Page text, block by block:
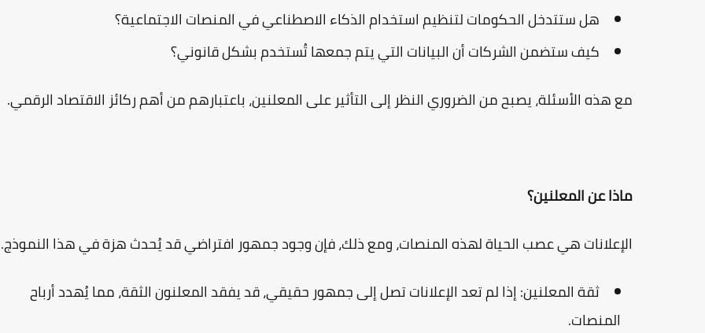
هل ستتدخل الحكومات لتنظيم استخدام الذكاء الاصطناعي في المنصات الاجتماعية؟
كيف ستضمن الشركات أن البيانات التي يتم جمعها تُستخدم بشكل قانوني؟
مع هذه الأسئلة، يصبح من الضروري النظر إلى التأثير على المعلنين، باعتبارهم من أهم ركائز الاقتصاد الرقمي.
ماذا عن المعلنين؟
الإعلانات هي عصب الحياة لهذه المنصات، ومع ذلك، فإن وجود جمهور افتراضي قد يُحدث هزة في هذا النموذج.
ثقة المعلنين:إذا لم تعد الإعلانات تصل إلى جمهور حقيقي، قد يفقد المعلنون الثقة، مما يُهدد أرباح
المنصات.